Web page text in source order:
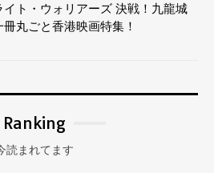
イト・ウォリアーズ 決戦！九龍城
丸ごと香港映画特集！
Ranking
読まれてます